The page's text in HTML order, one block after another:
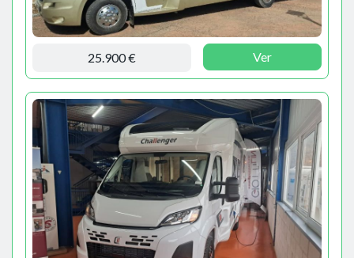
25.900 € Ver